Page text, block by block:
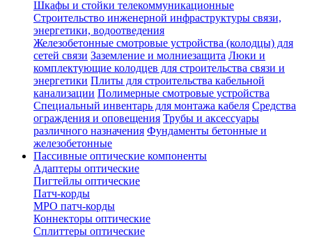
Шкафы и стойки телекоммуникационные
Строительство инженерной инфраструктуры связи,
энергетики, водоотведения
Железобетонные смотровые устройства (колодцы) для
сетей связи Заземление и молниезащита Люки и
комплектующие колодцев для строительства связи и
энергетики Плиты для строительства кабельной
канализации Полимерные смотровые устройства
Специальный инвентарь для монтажа кабеля Средства
ограждения и оповещения Трубы и аксессуары
различного назначения Фундаменты бетонные и
железобетонные
Пассивные оптические компоненты
Адаптеры оптические
Пигтейлы оптические
Патч-корды
MPO патч-корды
Коннекторы оптические
Сплиттеры оптические